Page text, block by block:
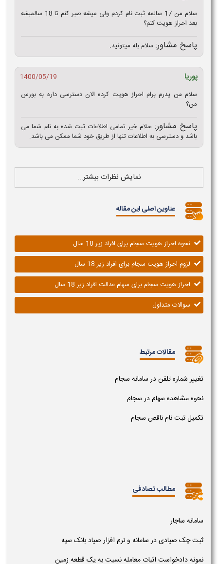
سلام من 17 سالمه ثبت نام کردم ولی میشه صبر کنم تا 18 سالمبشه
بعد احراز هویت کنم؟
پاسخ مشاور: سلام بله میتونید.
پوریا
1400/05/19
سلام من پدرم برام احراز هویت کرده الان دسترسی داره به بورس
من؟
پاسخ مشاور: سلام خیر تمامی اطلاعات ثبت شده به نام شما می
باشد و دسترسی به اطلاعات تنها از طریق خود شما ممکن می باشد.
نمایش نظرات بیشتر...
عناوین اصلی این مقاله
نحوه احراز هویت سجام برای افراد زیر 18 سال
لزوم احراز هویت سجام برای افراد زیر 18 سال
احراز هویت سجام برای سهام عدالت افراد زیر 18 سال
سوالات متداول
مقالات مرتبط
تغییر شماره تلفن در سامانه سجام
نحوه مشاهده سهام در سجام
تکمیل ثبت نام ناقص سجام
مطالب تصادفی
سامانه ساجار
ثبت چک صیادی در سامانه و نرم افزار صیاد بانک سپه
نمونه دادخواست اثبات معامله نسبت به یک قطعه زمین